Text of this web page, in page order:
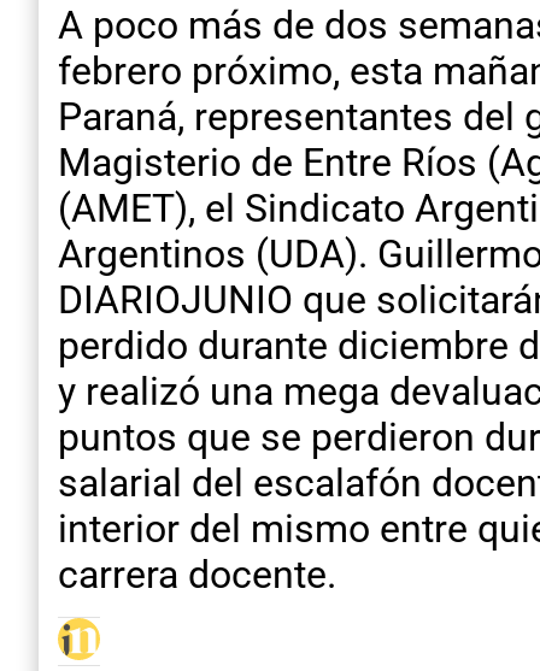
A poco más de dos
febrero próximo, esta
Paraná, representantes
Magisterio de Entre Ríos
(AMET), el Sindicato
Argentinos (UDA).
DIARIOJUNIO que
perdido durante diciembre
y realizó una mega
puntos que se perdieron
salarial del escalafón
interior del mismo entre
carrera docente.